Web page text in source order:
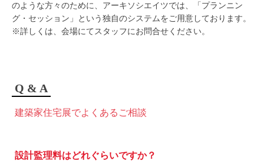
のような方々のために、アーキソシエイツでは、「プランニン
グ・セッション」という独自のシステムをご用意しております。
※詳しくは、会場にてスタッフにお問合せください。
Q & A
建築家住宅展でよくあるご相談
設計監理料はどれぐらいですか？